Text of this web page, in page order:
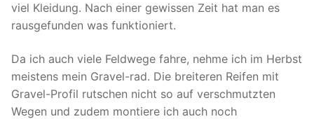
viel Kleidung. Nach einer gewissen Zeit hat man es
rausgefunden was funktioniert.
Da ich auch viele Feldwege fahre, nehme ich im Herbst
meistens mein Gravel-rad. Die breiteren Reifen mit
Gravel-Profil rutschen nicht so auf verschmutzten
Wegen und zudem montiere ich auch noch